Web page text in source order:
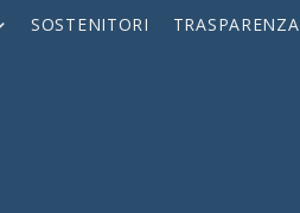
SOSTENITORI TRASPARENZA